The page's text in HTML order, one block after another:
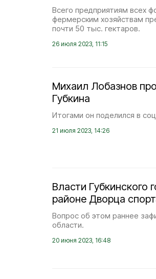
Всего предприятиям всех
фермерским хозяйствам
почти 50 тыс. гектаров.
26 июля 2023, 11:15
Михаил Лобазнов
Губкина
Итогами он поделился в
21 июля 2023, 14:26
Власти Губкинского
районе Дворца
Вопрос об этом раннее
области.
20 июня 2023, 16:48